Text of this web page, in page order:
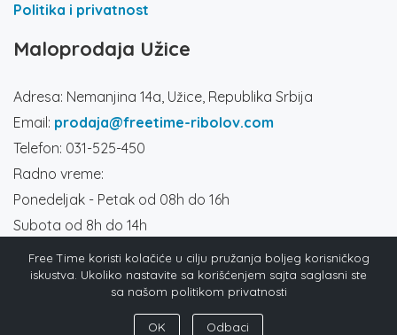
Politika i privatnost
Maloprodaja Užice
Adresa: Nemanjina 14a, Užice, Republika Srbija
Email: prodaja@freetime-ribolov.com
Telefon: 031-525-450
Radno vreme:
Ponedeljak - Petak od 08h do 16h
Subota od 8h do 14h
Društvene mreže
Free Time koristi kolačiće u cilju pružanja boljeg korisničkog
iskustva. Ukoliko nastavite sa korišćenjem sajta saglasni ste
sa našom politikom privatnosti
OK Odbaci